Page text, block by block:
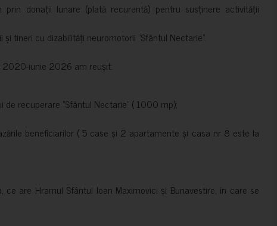
donații lunare (plată recurentă) pentru susținere activității
tineri cu dizabilități neuromotorii ”Sfântul Nectarie”.
2020-iunie 2026 am reușit:
recuperare ”Sfântul Nectarie” ( 1000 mp);
beneficiarilor ( 5 case și 2 apartamente și casa nr 8 este la
ce are Hramul Sfântul Ioan Maximovici și Bunavestire, în care se